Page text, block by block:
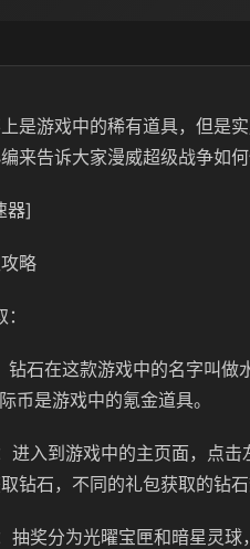
是游戏中的稀有道具，但是
来告诉大家漫威超级战争如何
器]
略
钻石在这款游戏中的名字叫
币是游戏中的氪金道具。
进入到游戏中的主页面，点
钻石，不同的礼包获取的钻石
抽奖分为光曜宝匣和暗星灵